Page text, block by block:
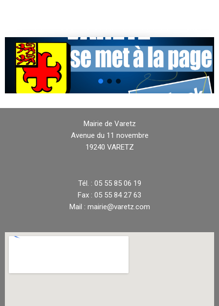
Mairie de Varetz
Avenue du 11 novembre
19240 VARETZ
Tél. : 05 55 85 06 19
Fax : 05 55 84 27 63
Mail : mairie@varetz.com